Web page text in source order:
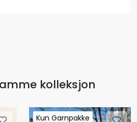
kolleksjon
Kun Garnpakke
Kun Garnpakke